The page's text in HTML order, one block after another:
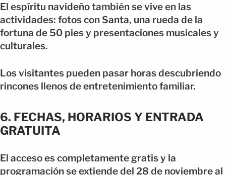
El espíritu navideño también se vive en las
actividades: fotos con Santa, una rueda de la
fortuna de 50 pies y presentaciones musicales y
culturales.
Los visitantes pueden pasar horas descubriendo
rincones llenos de entretenimiento familiar.
6. FECHAS, HORARIOS Y ENTRADA
GRATUITA
El acceso es completamente gratis y la
programación se extiende del 28 de noviembre al